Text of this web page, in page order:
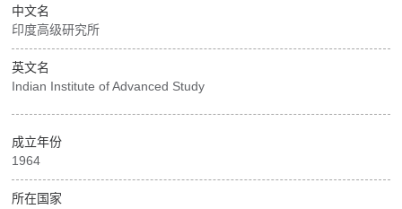
中文名
印度高级研究所
英文名
Indian Institute of Advanced Study
成立年份
1964
所在国家